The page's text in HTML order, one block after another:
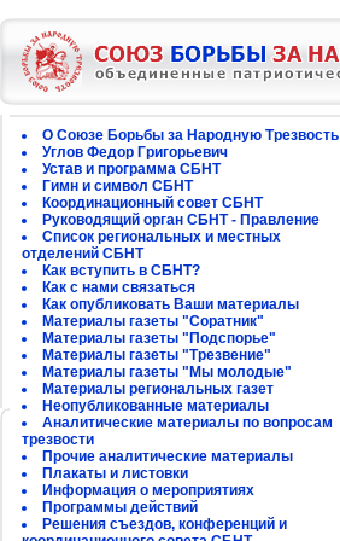
О Союзе Борьбы за Народную Трезвость
Углов Федор Григорьевич
Устав и программа СБНТ
Гимн и символ СБНТ
Координационный совет СБНТ
Руководящий орган СБНТ - Правление
Список региональных и местных
отделений СБНТ
Как вступить в СБНТ?
Как с нами связаться
Как опубликовать Ваши материалы
Материалы газеты "Соратник"
Материалы газеты "Подспорье"
Материалы газеты "Трезвение"
Материалы газеты "Мы молодые"
Материалы региональных газет
Неопубликованные материалы
Аналитические материалы по вопросам
трезвости
Прочие аналитические материалы
Плакаты и листовки
Информация о мероприятиях
Программы действий
Решения съездов, конференций и